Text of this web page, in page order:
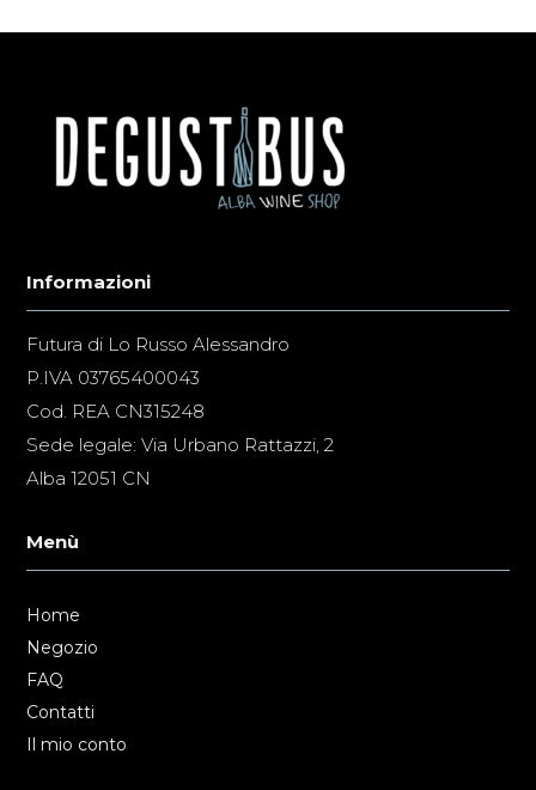
Informazioni
Futura di Lo Russo Alessandro
P.IVA 03765400043
Cod. REA CN315248
Sede legale: Via Urbano Rattazzi, 2
Alba 12051 CN
Menù
Home
Negozio
FAQ
Contatti
Il mio conto